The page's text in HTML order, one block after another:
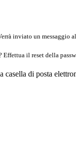
inviato un messaggio
Effettua il reset della
casella di posta